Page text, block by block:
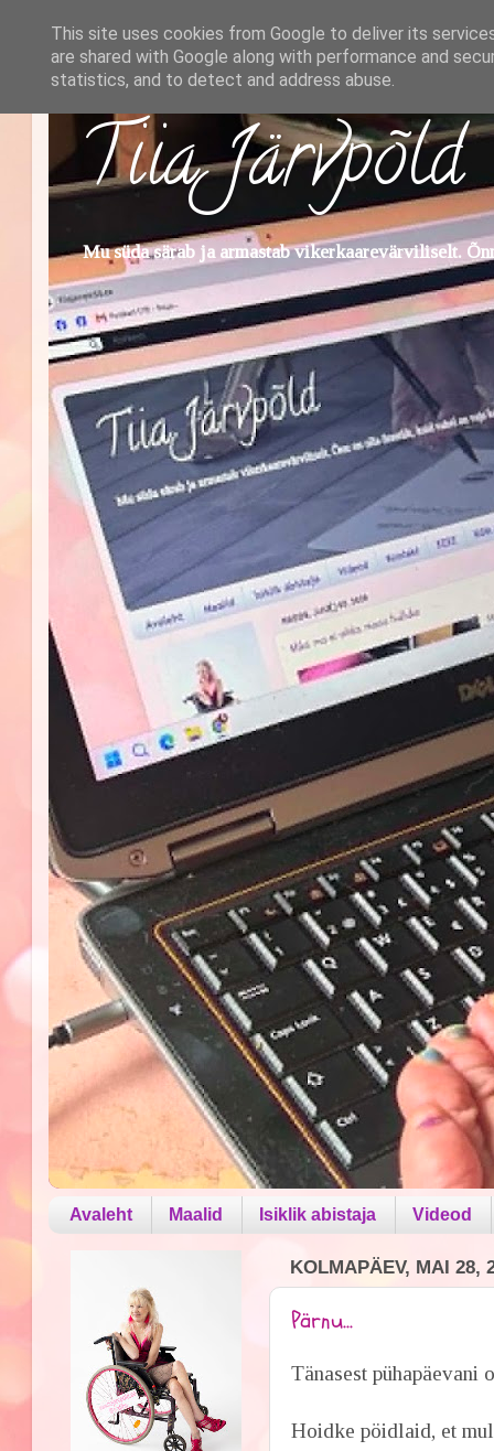
Tiia Järvpõld
Mu süda särab ja armastab vikerkaarevärviliselt.
Avaleht Maalid Isiklik abistaja Videod
KOLMAPÄEV, MAI 28,
Pärnu...
Tänasest pühapäevani
Hoidke pöidlaid, et
This site uses cookies from Google to deliver its
are shared with Google along with performance and
statistics, and to detect and address abuse.